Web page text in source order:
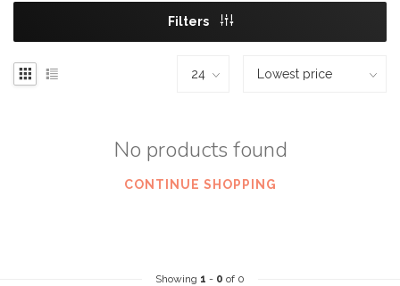
Filters
No products found
CONTINUE SHOPPING
Showing 1 - 0 of 0